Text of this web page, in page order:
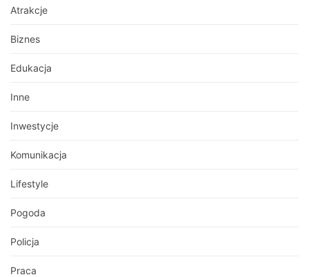
Atrakcje
Biznes
Edukacja
Inne
Inwestycje
Komunikacja
Lifestyle
Pogoda
Policja
Praca